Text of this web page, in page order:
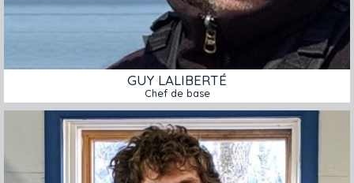
GUY LALIBERTÉ
Chef de base